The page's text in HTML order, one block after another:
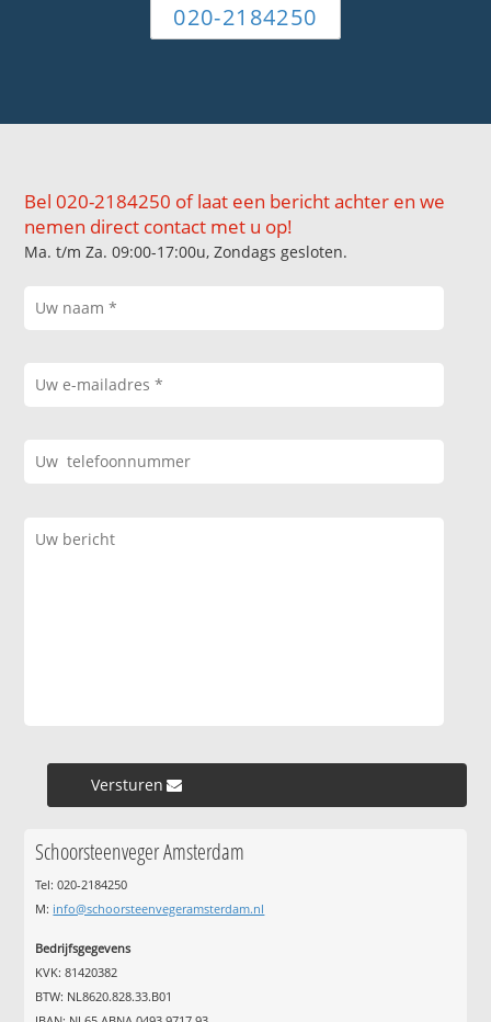
020-2184250
Bel 020-2184250 of laat een bericht achter en we
nemen direct contact met u op!
Ma. t/m Za. 09:00-17:00u, Zondags gesloten.
Versturen »
Schoorsteenveger Amsterdam
Tel: 020-2184250
M: info@schoorsteenvegeramsterdam.nl
Bedrijfsgegevens
KVK: 81420382
BTW: NL8620.828.33.B01